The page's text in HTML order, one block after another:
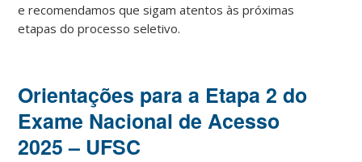
e recomendamos que sigam atentos às próximas
etapas do processo seletivo.
Orientações para a Etapa 2 do
Exame Nacional de Acesso
2025 – UFSC